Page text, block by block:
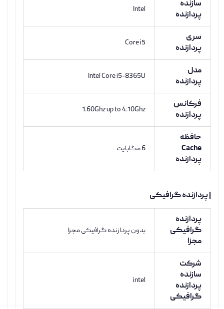
سازنده
پردازنده
Intel
سری
پردازنده
Core i5
مدل
پردازنده
Intel Core i5-8365U
فرکانس
پردازنده
1.60Ghz up to 4.10Ghz
حافظه
Cache
پردازنده
6 مگابایت
| پردازنده گرافیکی
پردازنده
گرافیکی
مجزا
بدون پردازنده گرافیکی مجزا
شرکت
سازنده
پردازنده
گرافیکی
intel